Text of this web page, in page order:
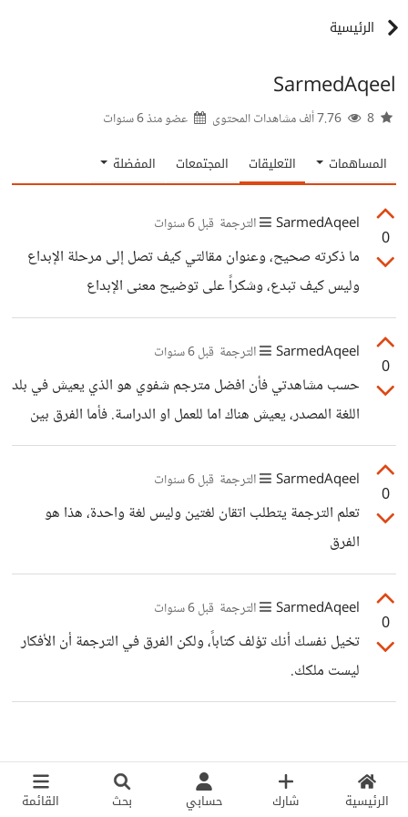
الرئيسية شارك حسابي بحث القائمة
الرئيسية
SarmedAqeel
عضو منذ6 سنوات
المساهمات التعليقات المجتمعات المفضلة
0
SarmedAqeel الترجمة قبل 6 سنوات
ما ذكرته صحيح، وعنوان مقالتي كيف تصل إلى مرحلة الإبداع
وليس كيف تبدع، وشكراً على توضيح معنى الإبداع
0
SarmedAqeel الترجمة قبل 6 سنوات
حسب مشاهدتي فأن افضل مترجم شفوي هو الذي يعيش في بلد
اللغة المصدر، يعيش هناك اما للعمل او الدراسة. فأما الفرق بين
الترجمة الكتابية والشفورية، فيوجد الكثير من الفروقات ولكن
من ناحية الصعوبة فأكيد الترجمة الكتابية أصعب لأنها تأخذ وقت
أطول وتركيز أعلى وروتين أكثر، عكس الترجمة الشفوية التي
هي عبارة عن تفاعل مع أشخاص.
0
SarmedAqeel الترجمة قبل 6 سنوات
تعلم الترجمة يتطلب اتقان لغتين وليس لغة واحدة، هذا هو
الفرق
0
SarmedAqeel الترجمة قبل 6 سنوات
تخيل نفسك أنك تؤلف كتاباً، ولكن الفرق في الترجمة أن الأفكار
ليست ملكك.